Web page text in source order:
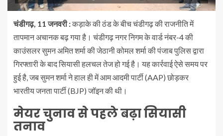
चंडीगढ़, 11 जनवरी :कड़ाके की ठंड के बीच चंडीगढ़ की राजनीति में
तापमान अचानक बढ़ गया है। चंडीगढ़ नगर निगम के वार्ड नंबर-4 की
काउंसलर सुमन अमित शर्मा की जेठानी कोमल शर्मा की पंजाब पुलिस द्वारा
गिरफ्तारी के बाद सियासी हलचल तेज हो गई है। यह कार्रवाई ऐसे समय पर
हुई है, जब सुमन शर्मा ने हाल ही में आम आदमी पार्टी (AAP) छोड़कर
भारतीय जनता पार्टी (BJP) जॉइन की थी।
मेयर चुनाव से पहले बढ़ा सियासी
तनाव